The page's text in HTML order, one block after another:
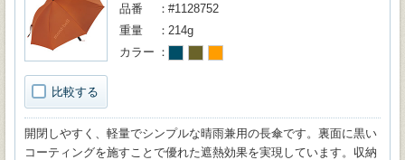
比較する
品番
#1128752
重量
214g
カラー
開閉しやすく、軽量でシンプルな晴雨兼用の長傘です。裏面に黒い
コーティングを施すことで優れた遮熱効果を実現しています。収納